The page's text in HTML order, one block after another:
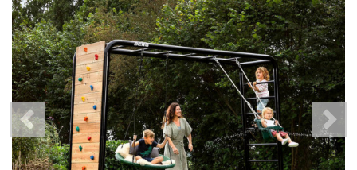
Previous Next